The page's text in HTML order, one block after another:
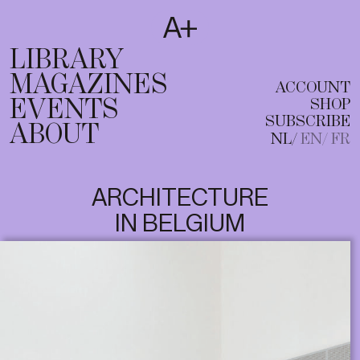
T
EN FR
LIBRARY
MAGAZINES
EVENTS
ABOUT
ACCOUNT
SHOP
SUBSCRIBE
NL EN FR
ARCHITECTURE
IN BELGIUM